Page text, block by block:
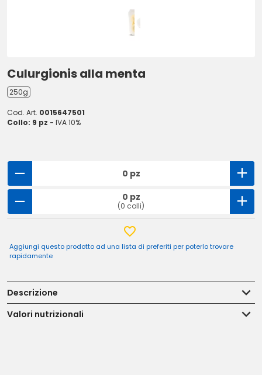
Culurgionis alla menta
250g
Cod. Art. 0015647501
Collo: 9 pz - IVA 10%
0 pz
0 pz
(0 colli)
Aggiungi questo prodotto ad una lista di preferiti per poterlo trovare
rapidamente
Descrizione
Valori nutrizionali